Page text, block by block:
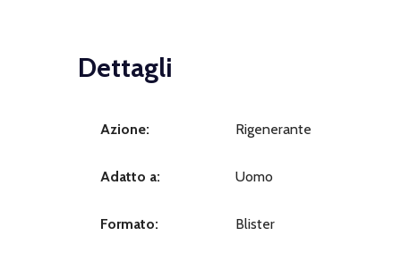
Dettagli
Azione: Rigenerante
Adatto a: Uomo
Formato: Blister